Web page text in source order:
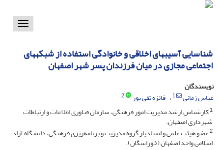
Toggle
شناسایی آسیبهای اخلاقی و خانوادگی استفاده از شبکههای
اجتماعی مجازی در میان فرزندان پسر شهر اصفهان
نویسندگان
عباس زمانی
1 فائزه تقی پور
2
1کارشناس ارشد مدیریت امور فرهنگی، سازمان فناوری اطلاعات و ارتباطات
شهرداری اصفهان.
2عضو هیئت علمی و استادیار گروه مدیریت و برنامه‌ریزی فرهنگی، دانشگاه آزاد
اسلامی واحد اصفهان (خوراسگان).